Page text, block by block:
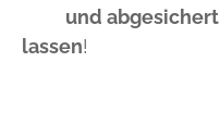
und abgesichert
lassen!